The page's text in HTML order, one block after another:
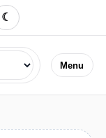
☾
Menu
Jazyk